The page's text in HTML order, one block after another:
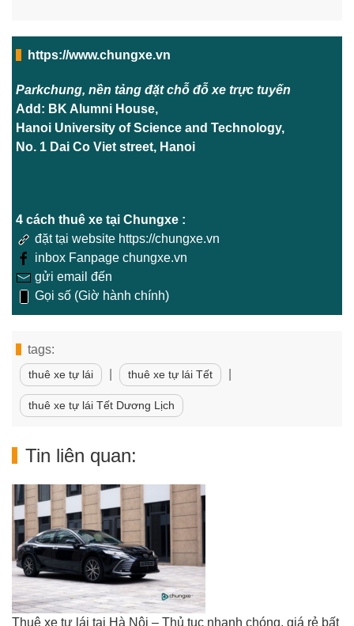
https://www.chungxe.vn
Parkchung, nền tảng đặt chỗ đỗ xe trực tuyến
Add: BK Alumni House,
Hanoi University of Science and Technology,
No. 1 Dai Co Viet street, Hanoi
4 cách thuê xe tại Chungxe :
đặt tại website https://chungxe.vn
inbox Fanpage chungxe.vn
gửi email đến
Gọi số (Giờ hành chính)
tags:
thuê xe tự lái thuê xe tự lái Tết
thuê xe tự lái Tết Dương Lịch
Tin liên quan:
Thuê xe tự lái tại Hà Nội – Thủ tục nhanh chóng, giá rẻ bất